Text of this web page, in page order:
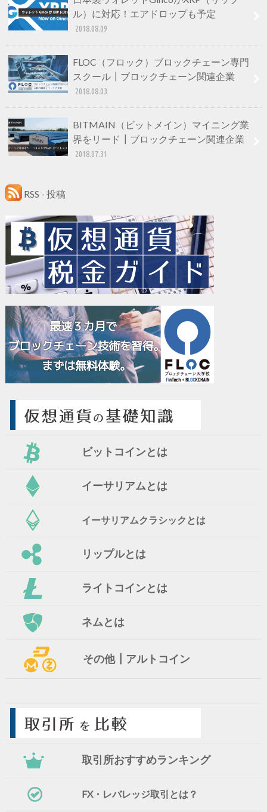
ル）に対応！エアドロップも予定
2018.08.09
FLOC（フロック）ブロックチェーン専門
スクール┃ブロックチェーン関連企業
2018.08.03
BITMAIN（ビットメイン）マイニング業
界をリード┃ブロックチェーン関連企業
2018.07.31
RSS - 投稿
ビットコインとは
イーサリアムとは
イーサリアムクラシックとは
リップルとは
ライトコインとは
ネムとは
その他┃アルトコイン
取引所おすすめランキング
FX・レバレッジ取引とは？